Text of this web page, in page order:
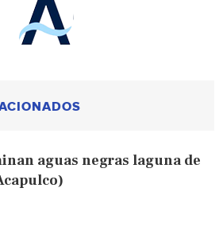
aguas negras laguna de